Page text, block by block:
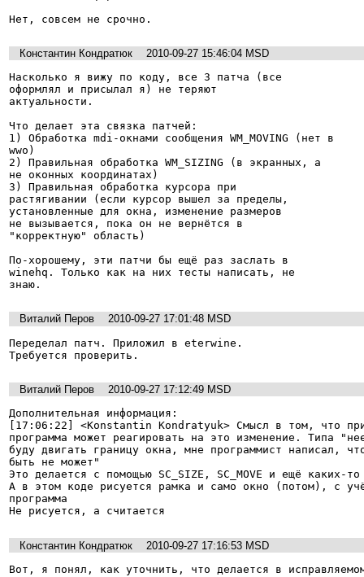
Нет, совсем не срочно.
Константин Кондратюк
2010-09-27 15:46:04 MSD
Насколько я вижу по коду, все 3 патча (все
оформлял и присылал я) не теряют
актуальности.
Что делает эта связка патчей:
1) Обработка mdi-окнами сообщения WM_MOVING (нет в
wwo)
2) Правильная обработка WM_SIZING (в экранных, а
не оконных координатах)
3) Правильная обработка курсора при
растягивании (если курсор вышел за пределы,
установленные для окна, изменение размеров
не вызывается, пока он не вернётся в
"корректную" область)
По-хорошему, эти патчи бы ещё раз заслать в
winehq. Только как на них тесты написать, не
Виталий Перов
2010-09-27 17:01:48 MSD
Переделал патч. Приложил в eterwine.
Требуется проверить.
Виталий Перов
2010-09-27 17:12:49 MSD
Дополнительная информация:
[17:06:22] <Konstantin Kondratyuk> Смысл в том, что при
программа может реагировать на это изменение. Типа
буду двигать границу окна, мне программист написал,
быть не может"
Это делается с помощью SC_SIZE, SC_MOVE и ещё каких-то
А в этом коде рисуется рамка и само окно (потом), с
программа
Не рисуется, а считается
Константин Кондратюк
2010-09-27 17:16:53 MSD
Вот, я понял, как уточнить, что делается в